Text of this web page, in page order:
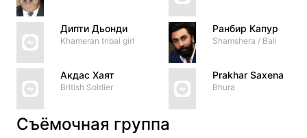
Дипти Дьонди
Khameran tribal girl
Акдас Хаят
British Soldier
Ранбир Капур
Shamshera / Bali
Prakhar Saxena
Bhura
Съёмочная группа